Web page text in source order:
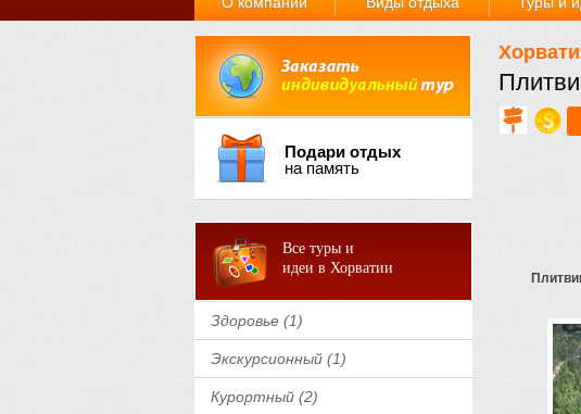
Подари отдых
на память
Все туры и
идеи в Хорватии
Здоровье (1)
Экскурсионный (1)
Курортный (2)